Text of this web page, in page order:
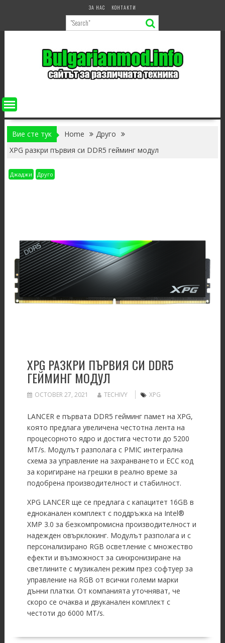
ЗА НАС КОНТАКТИ
Вие сте тук Home
Друго
XPG разкри първия си DDR5 гейминг модул
Джаджи Друго
XPG РАЗКРИ ПЪРВИЯ СИ DDR5
ГЕЙМИНГ МОДУЛ
OCTOBER 27, 2021 TECHIVY XPG
LANCER е първата DDR5 гейминг памет на XPG,
която предлага увеличена честотна лента на
процесорното ядро и достига честоти до 5200
MT/s. Модулът разполага с PMIC интегрална
схема за управление на захранването и ECC код
за коригиране на грешки в реално време за
подобрена производителност и стабилност.
XPG LANCER ще се предлага с капацитет 16GB в
едноканален комплект с поддръжка на Intel®
XMP 3.0 за безкомпромисна производителност и
надежден овърклокинг. Модулът разполага и с
персонализирано RGB осветление с множество
ефекти и възможност за синхронизиране на
светлините с музикален режим през софтуер за
управление на RGB от всички големи марки
дънни платки. От компанията уточняват, че
скоро се очаква и двуканален комплект с
честоти до 6000 MT/s.